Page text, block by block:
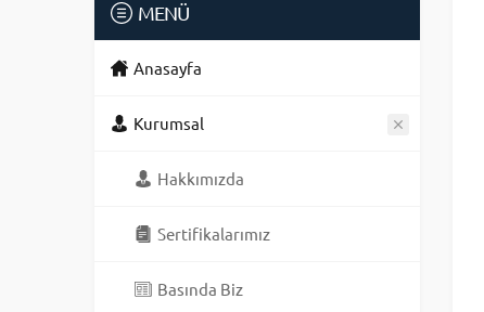
MENÜ
Anasayfa
Kurumsal
Hakkımızda
Sertifikalarımız
Basında Biz